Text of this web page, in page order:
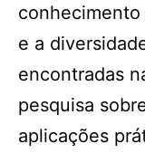
e a
encontradas
pesquisa
aplicações